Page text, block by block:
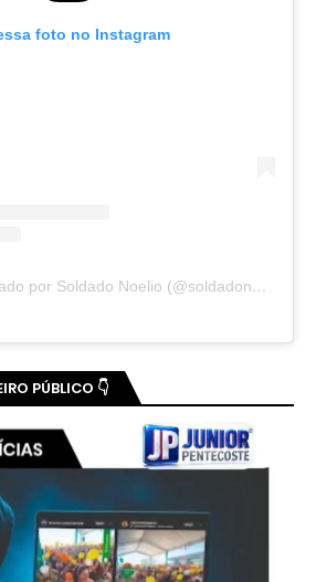
foto no Instagram
Um post compartilhado por Soldado Noelio (@soldadonoelio)
PÚBLICO 👇